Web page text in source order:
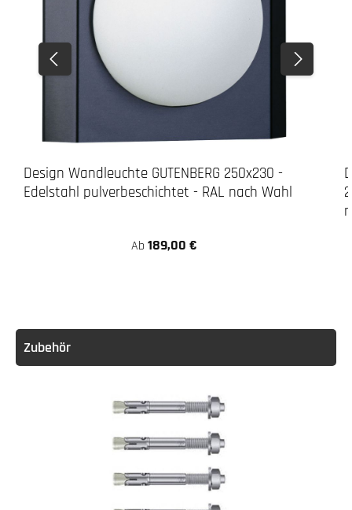
Design Wandleuchte GUTENBERG 250x230 -
Edelstahl pulverbeschichtet - RAL nach Wahl
Ab 189,00 €
Zubehör